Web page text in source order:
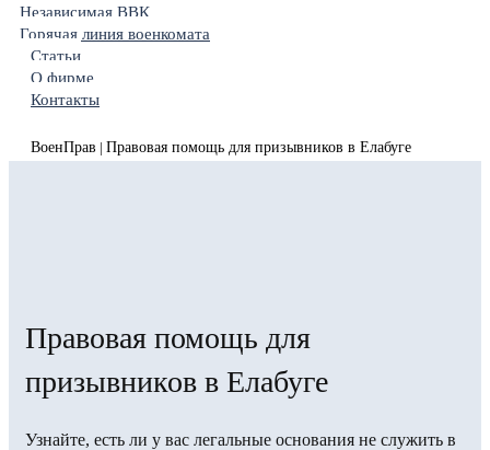
Независимая ВВК
Горячая линия военкомата
Статьи
О фирме
Контакты
ВоенПрав Правовая помощь для призывников в Елабуге
Правовая помощь для
призывников в Елабуге
Узнайте, есть ли у вас легальные основания не служить в